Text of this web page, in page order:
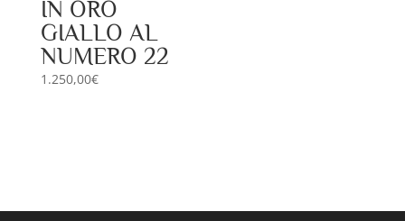
IN ORO
GIALLO AL
NUMERO 22
1.250,00€